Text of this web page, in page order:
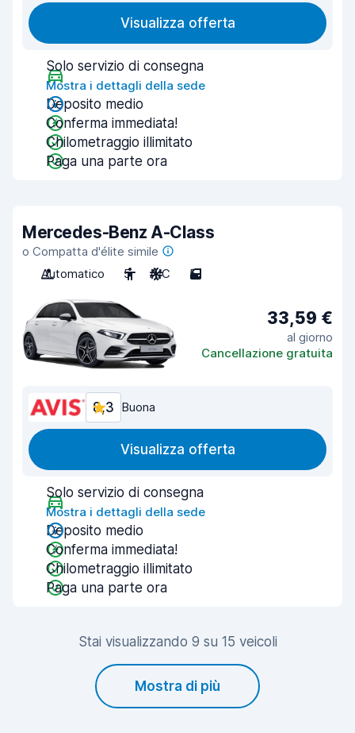
Visualizza offerta
Solo servizio di consegna
Mostra i dettagli della sede
Deposito medio
Conferma immediata!
Chilometraggio illimitato
Paga una parte ora
Mercedes-Benz A-Class
o Compatta d'élite simile
Automatico
5 A/C 5
33,59 €
al giorno
Cancellazione gratuita
8,3 Buona
Visualizza offerta
Solo servizio di consegna
Mostra i dettagli della sede
Deposito medio
Conferma immediata!
Chilometraggio illimitato
Paga una parte ora
Stai visualizzando 9 su 15 veicoli
Mostra di più